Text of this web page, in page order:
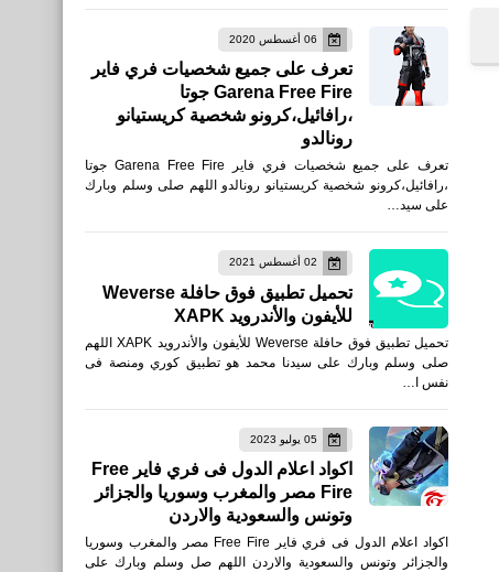
06 أغسطس 2020
تعرف على جميع شخصيات فري فاير
Garena Free Fire جوتا
،رافائيل،كرونو شخصية كريستيانو
رونالدو
تعرف على جميع شخصيات فري فاير Garena Free Fire جوتا
،رافائيل،كرونو شخصية كريستيانو رونالدو اللهم صلى وسلم وبارك
على سيد…
02 أغسطس 2021
تحميل تطبيق فوق حافلة Weverse
للأيفون والأندرويد XAPK
تحميل تطبيق فوق حافلة Weverse للأيفون والأندرويد XAPK اللهم
صلى وسلم وبارك على سيدنا محمد هو تطبيق كوري ومنصة فى
نفس ا…
05 يوليو 2023
اكواد اعلام الدول فى فري فاير Free
Fire مصر والمغرب وسوريا والجزائر
وتونس والسعودية والاردن
اكواد اعلام الدول فى فري فاير Free Fire مصر والمغرب وسوريا
والجزائر وتونس والسعودية والاردن اللهم صل وسلم وبارك على
نتائج مباريات الجولة السادسة
عشرة من الدوري الإنجليزي
2019/2020
العاب
للاندرويد والكمبيوتر على
محاكي MEmu وضبط
الأعدادات
رياضة
نتائج مباريات الجولة السادسة
عشرة من الدوري الإسباني
2019/2020